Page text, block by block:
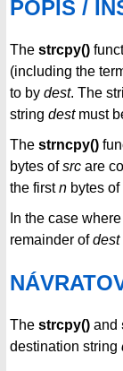
POPIS /
The strcpy()
(including the
to by dest. The
string destmust
The strncpy()
bytes ofsrc are
the firstn bytes of
In the case
remainder ofdest
The strcpy() and
destination string